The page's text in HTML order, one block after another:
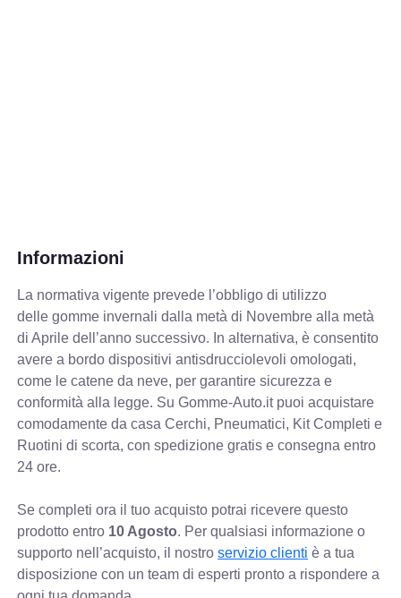
Informazioni
La normativa vigente prevede l’obbligo di utilizzo
delle gomme invernali dalla metà di Novembre alla metà
di Aprile dell’anno successivo. In alternativa, è consentito
avere a bordo dispositivi antisdrucciolevoli omologati,
come le catene da neve, per garantire sicurezza e
conformità alla legge. Su Gomme-Auto.it puoi acquistare
comodamente da casa Cerchi, Pneumatici, Kit Completi e
Ruotini di scorta, con spedizione gratis e consegna entro
24 ore.
Se completi ora il tuo acquisto potrai ricevere questo
prodotto entro 10 Agosto. Per qualsiasi informazione o
supporto nell’acquisto, il nostroservizio clienti è a tua
disposizione con un team di esperti pronto a rispondere a